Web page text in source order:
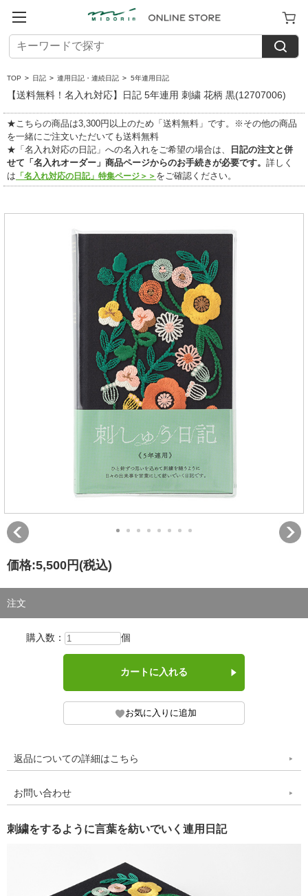
TOP > 日記 > 連用日記・連続日記 > 5年連用日記
【送料無料！名入れ対応】日記 5年連用 刺繍 花柄 黒(12707006)
★こちらの商品は3,300円以上のため「送料無料」です。※その他の商品
を一緒にご注文いただいても送料無料
★「名入れ対応の日記」への名入れをご希望の場合は、
日記の注文と併
せて「名入れオーダー」商品ページからのお手続きが必要です。 詳しく
は 「名入れ対応の日記」特集ページ＞＞ をご確認ください。
価格:5,500円 (税込)
注文
購入数： 個
返品についての詳細はこちら
お問い合わせ
刺繍をするように言葉を紡いでいく連用日記